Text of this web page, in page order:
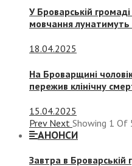
У Броварській
мовчання
18.04.2025
На Броварщині
пережив клінічну
15.04.2025
Prev Next Showing 1 Of
АНОНСИ
Завтра в Броварській